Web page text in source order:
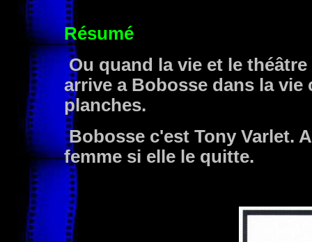
Résumé
Ou quand la vie et le
arrive a Bobosse dans la
planches.
Bobosse c'est Tony Varlet.
femme si elle le quitte.